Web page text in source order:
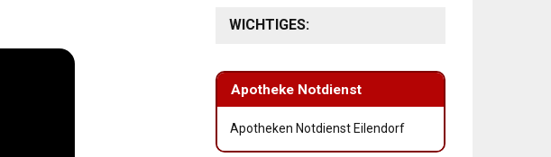
WICHTIGES:
Apotheke Notdienst
Apotheken Notdienst Eilendorf